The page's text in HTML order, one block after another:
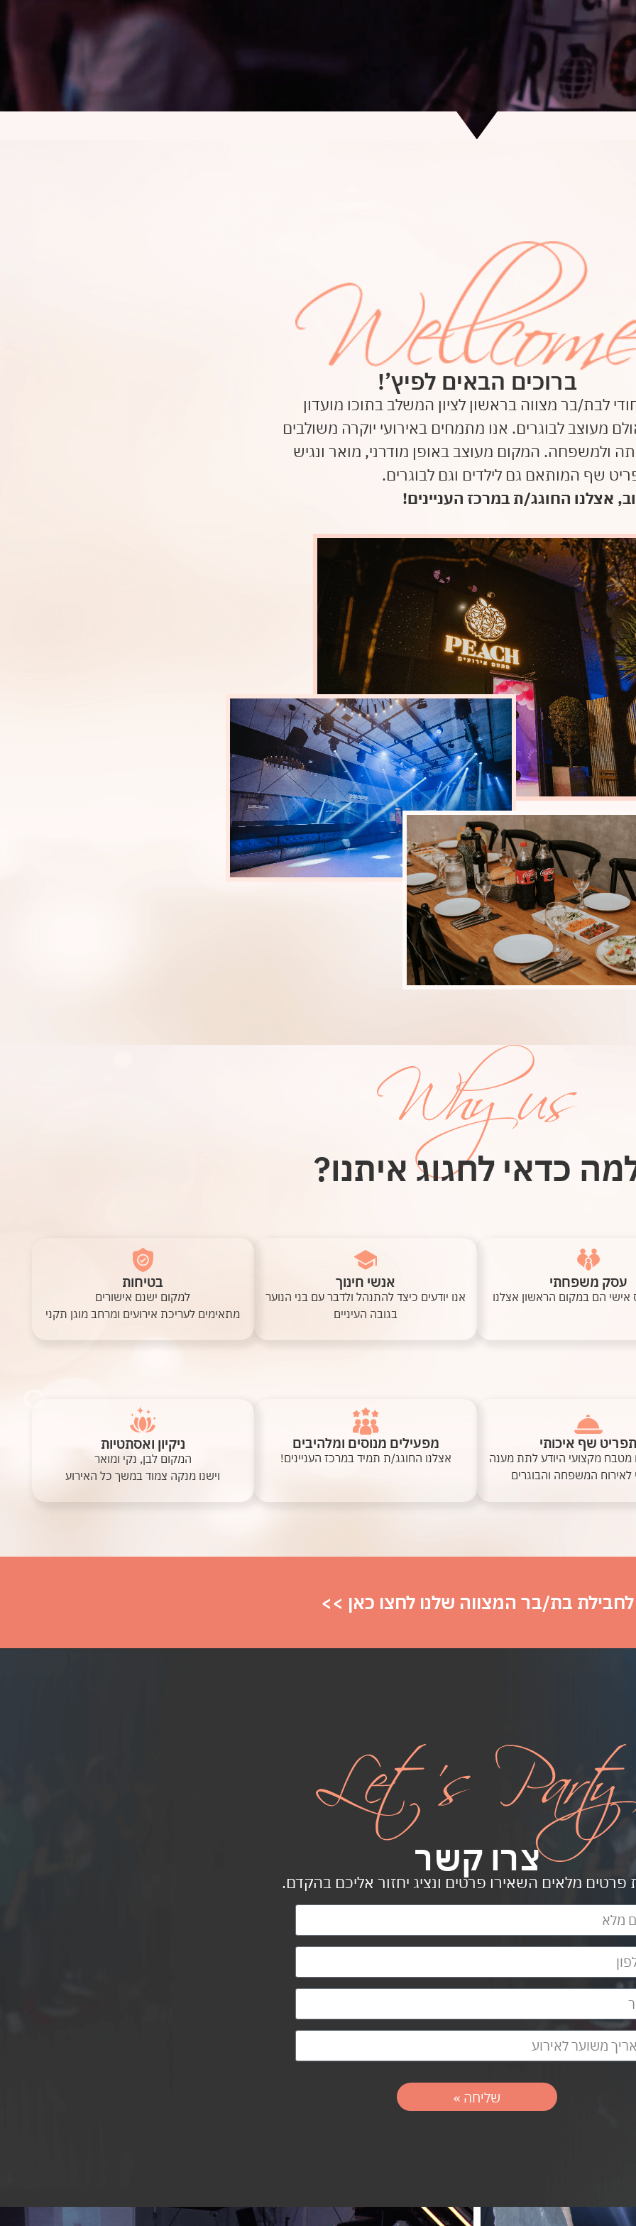
ברוכים הבאים לפיץ’!
לבת/בר מצווה בראשון לציון המשלב בתוכו מועדון
מעוצב לבוגרים. אנו מתמחים באירועי יוקרה משולבים
ולמשפחה. המקום מעוצב באופן מודרני, מואר ונגיש
שף המותאם גם לילדים וגם לבוגרים.
אצלנו החוגג/ת במרכז העניינים!
כדאי לחגוג איתנו?
עסק משפחתי
אישי הם במקום הראשון אצלנו
אנשי חינוך
אנו יודעים כיצד להתנהל ולדבר עם בני הנוער
בגובה העיניים
בטיחות
למקום ישנם אישורים
מתאימים לעריכת אירועים ומרחב מוגן תקני
שף איכותי
מטבח מקצועי היודע לתת מענה
לאירוח המשפחה והבוגרים
מפעילים מנוסים ומלהיבים
אצלנו החוגג/ת תמיד במרכז העניינים!
ניקיון ואסתטיות
המקום לבן, נקי ומואר
וישנו מנקה צמוד במשך כל האירוע
לחבילת בת/בר המצווה שלנו לחצו כאן >>
צרו קשר
פרטים מלאים השאירו פרטים ונציג יחזור אליכם בהקדם.
שליחה »